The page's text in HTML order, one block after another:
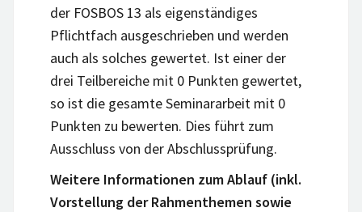
der FOSBOS 13 als eigenständiges
Pflichtfach ausgeschrieben und werden
auch als solches gewertet. Ist einer der
drei Teilbereiche mit 0 Punkten gewertet,
so ist die gesamte Seminararbeit mit 0
Punkten zu bewerten. Dies führt zum
Ausschluss von der Abschlussprüfung.
Weitere Informationen zum Ablauf (inkl.
Vorstellung der Rahmenthemen sowie